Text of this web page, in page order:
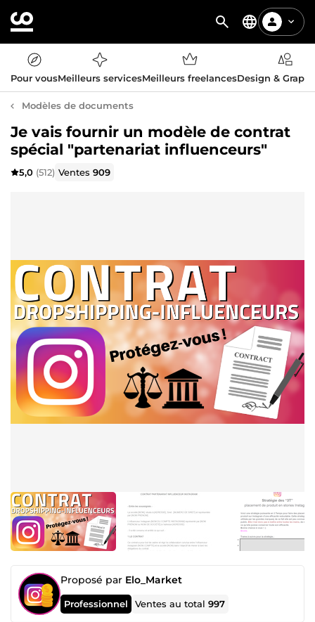
Pour vousMeilleurs servicesMeilleurs freelancesDesign &
Modèles de documents
Je vais fournir un modèle de contrat
spécial "partenariat influenceurs"
5,0 (512) Ventes909
Proposé par Elo_Market
Professionnel Ventes au total997